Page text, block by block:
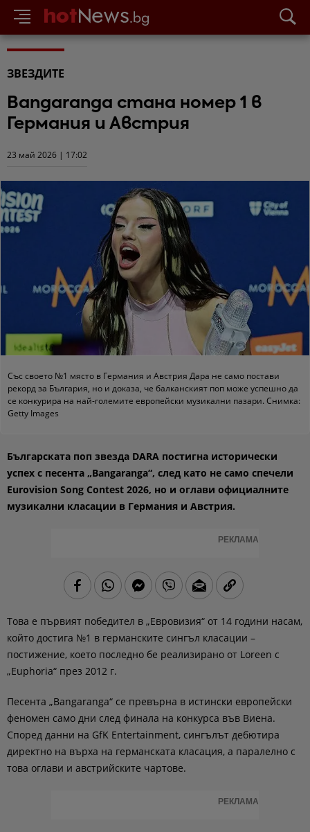
ЗВЕЗДИТЕ
Bangaranga стана номер 1 в
Германия и Австрия
23 май 2026 | 17:02
Със своето №1 място в Германия и Австрия Дара не само постави
рекорд за България, но и доказа, че балканският поп може успешно да
се конкурира на най-големите европейски музикални пазари. Снимка:
Getty Images
Българската поп звезда DARA постигна исторически
успех с песента „Bangaranga“, след като не само спечели
Eurovision Song Contest 2026, но и оглави официалните
музикални класации в Германия и Австрия.
РЕКЛАМА
Това е първият победител в „Евровизия“ от 14 години насам,
който достига №1 в германските сингъл класации –
постижение, което последно бе реализирано от Loreen с
„Euphoria“ през 2012 г.
Песента „Bangaranga“ се превърна в истински европейски
феномен само дни след финала на конкурса във Виена.
Според данни на GfK Entertainment, сингълът дебютира
директно на върха на германската класация, а паралелно с
това оглави и австрийските чартове.
РЕКЛАМА